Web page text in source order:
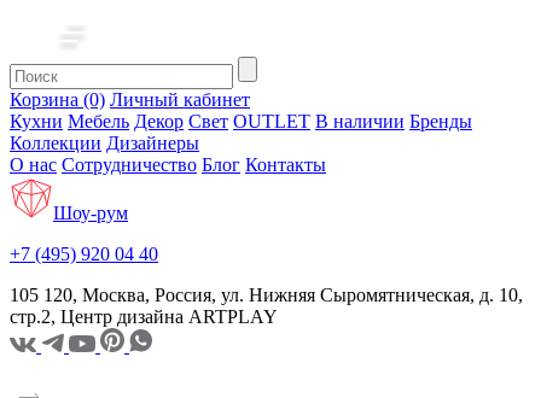
Корзина (0) Личный кабинет
Кухни Мебель Декор Свет OUTLET В наличии Бренды
Коллекции Дизайнеры
О нас Сотрудничество Блог Контакты
Шоу-рум
+7 (495) 920 04 40
105 120, Москва, Россия, ул. Нижняя Сыромятническая, д. 10,
стр.2, Центр дизайна ARTPLAY